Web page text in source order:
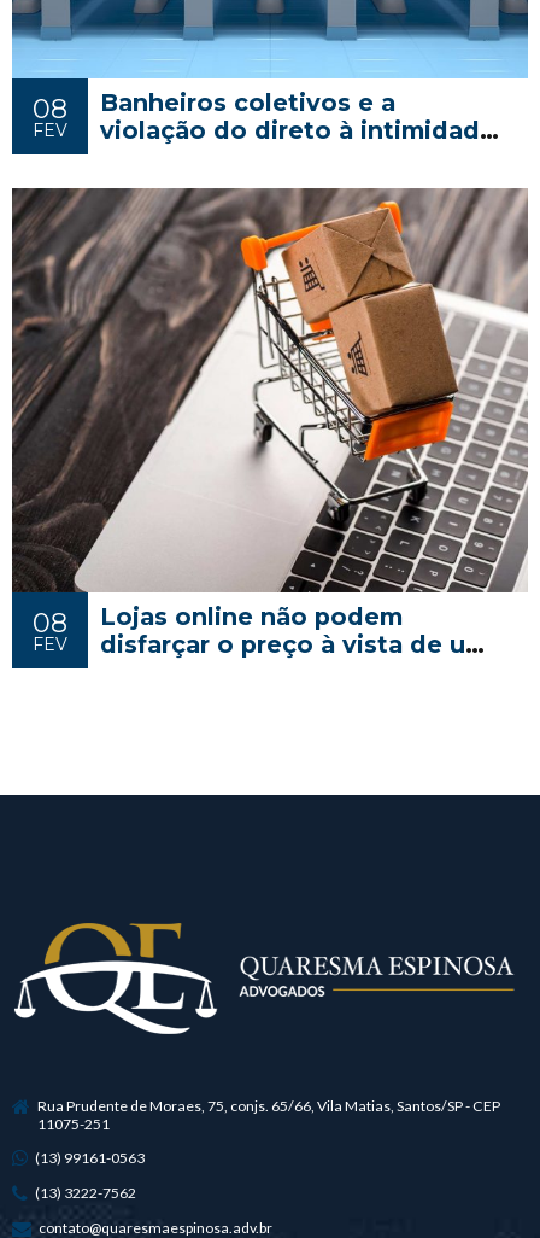
08
FEV
Banheiros coletivos e a
violação do direto à intimidade
08
FEV
Lojas online não podem
disfarçar o preço à vista de um
Rua Prudente de Moraes, 75, conjs. 65/66, Vila Matias, Santos/SP - CEP
11075-251
(13) 99161-0563
(13) 3222-7562
contato@quaresmaespinosa.adv.br